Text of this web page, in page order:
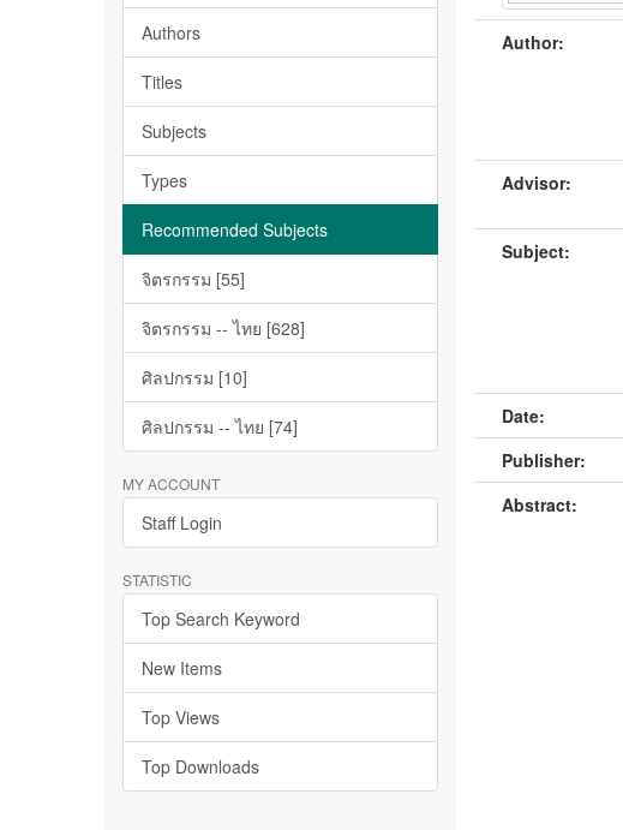
Authors
Titles
Subjects
Types
Recommended Subjects
จิตรกรรม [55]
จิตรกรรม -- ไทย [628]
ศิลปกรรม [10]
ศิลปกรรม -- ไทย [74]
MY ACCOUNT
Staff Login
STATISTIC
Top Search Keyword
New Items
Top Views
Top Downloads
Author:
Advisor:
Subject:
Date:
Publisher:
Abstract: